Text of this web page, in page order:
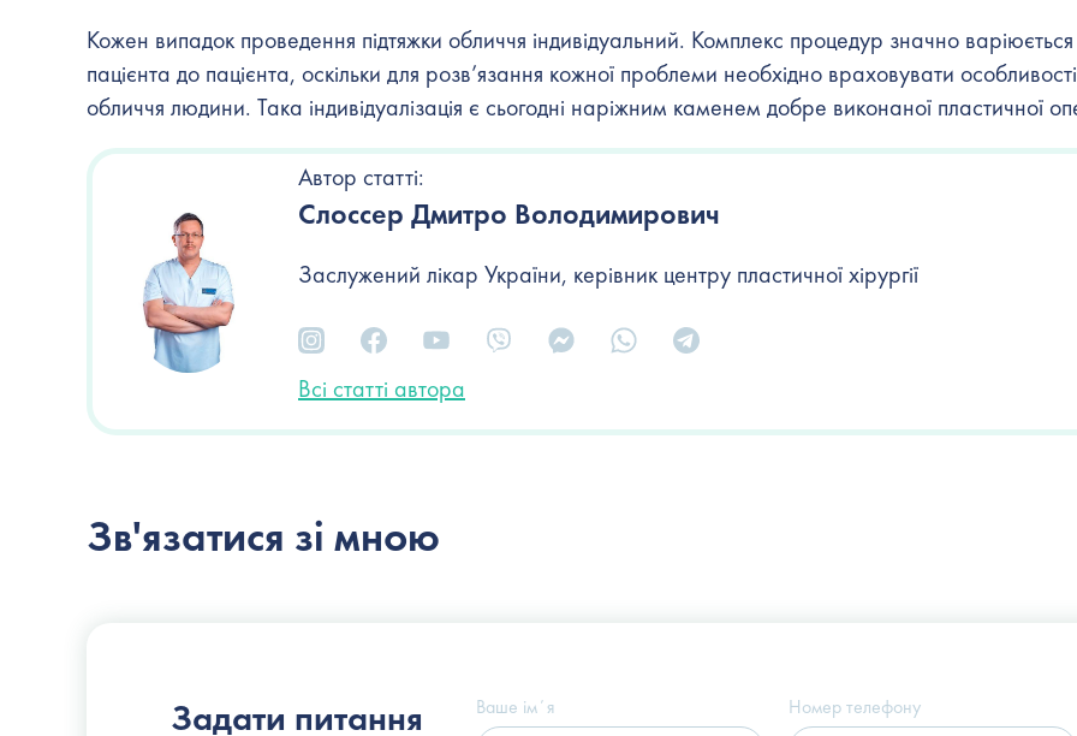
Кожен випадок проведення підтяжки обличчя індивідуальний. Комплекс процедур значно варіюється
пацієнта до пацієнта, оскільки для розв’язання кожної проблеми необхідно враховувати особливості
обличчя людини. Така індивідуалізація є сьогодні наріжним каменем добре виконаної пластичної
Автор статті:
Слоссер Дмитро Володимирович
Заслужений лікар України, керівник центру пластичної хірургії
Всі статті автора
Зв'язатися зі мною
Задати питання
Ваше імʼя Номер телефону